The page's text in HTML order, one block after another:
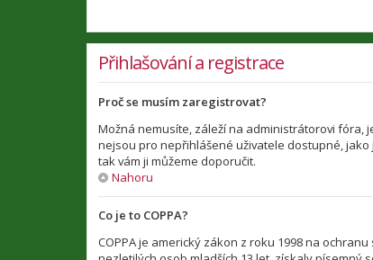
Přihlašování a registrace
Proč se musím zaregistrovat?
Možná nemusíte, záleží na administrátorovi fóra,
nejsou pro nepřihlášené uživatele dostupné,
tak vám ji můžeme doporučit.
Nahoru
Co je to COPPA?
COPPA je americký zákon z roku 1998 na